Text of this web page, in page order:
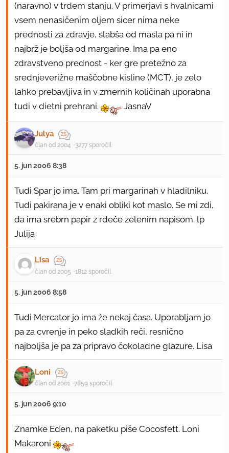
(naravno) v trdem stanju. V primerjavi s hvalnicami
vsem nenasičenim oljem sicer nima neke
prednosti za zdravje, slabša od masla pa ni in
najbrž je boljša od margarine. Ima pa eno
zdravstveno prednost - ker gre pretežno za
srednjeverižne maščobne kisline (MCT), je zelo
lahko prebavljiva in v zmernih količinah uporabna
tudi v dietni prehrani.
JasnaV
Julya
član od 2004 3277 sporočil
5. jun 2006 8:38
Tudi Spar jo ima. Tam pri margarinah v hladilniku.
Tudi pakirana je v enaki obliki kot maslo. Se mi zdi,
da ima srebrn papir z rdeče zelenim napisom. lp
Julija
Lisa
član od 2005 1812 sporočil
5. jun 2006 8:58
Tudi Mercator jo ima že nekaj časa. Uporabljam jo
pa za cvrenje in peko sladkih reči, resnično
najboljša je pa za pripravo čokoladne glazure. Lisa
Loni
član od 2001 7859 sporočil
5. jun 2006 9:10
Znamke Eden, na paketku piše Cocosfett. Loni
Makaroni